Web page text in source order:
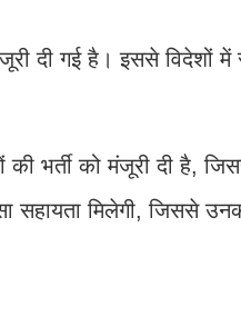
दी गई है। इससे विदेशों में
की भर्ती को मंजूरी दी है,
सहायता मिलेगी, जिससे